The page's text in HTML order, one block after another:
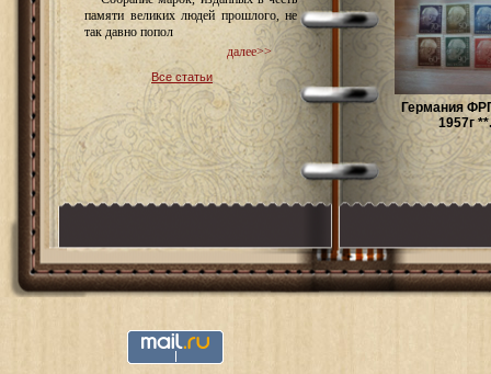
памяти великих людей прошлого, не
так давно попол
далее>>
Все статьи
Германия
1957г